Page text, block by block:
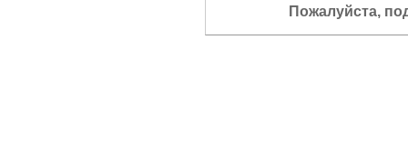
Пожалуйста,